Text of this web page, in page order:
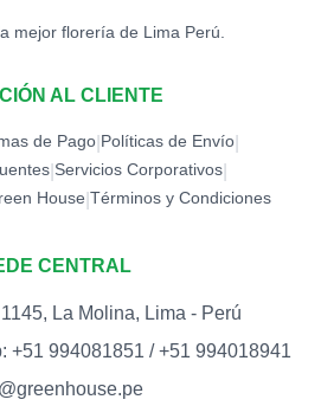
mejor florería de Lima Perú.
AL CLIENTE
de Pago Políticas de Envío
Servicios Corporativos
House Términos y Condiciones
CENTRAL
La Molina, Lima - Perú
+51 994081851 / +51 994018941